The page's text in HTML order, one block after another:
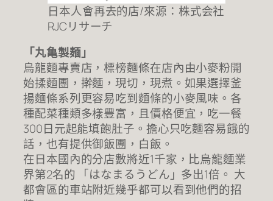
日本人會再去的店/來源：株式会社
RJCリサーチ
「丸亀製麺」
烏龍麵專賣店，標榜麵條在店內由小麥粉開
始揉麵團，擀麵，現切，現煮。如果選擇釜
揚麵條系列更容易吃到麵條的小麥風味。各
種配菜種類多樣豐富，且價格便宜，吃一餐
300日元起能填飽肚子。擔心只吃麵容易餓的
話，也有提供御飯團，白飯。
在日本國內的分店數將近1千家，比烏龍麵業
界第2名的 「はなまるうどん」多出1倍。 大
都會區的車站附近幾乎都可以看到他們的招